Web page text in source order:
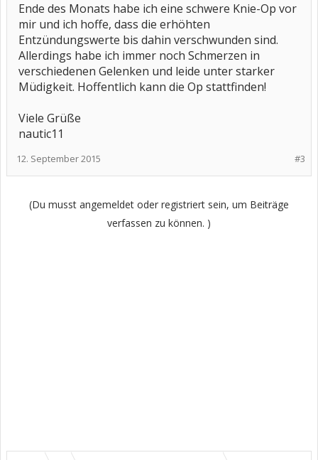
Ende des Monats habe ich eine schwere Knie-Op vor
mir und ich hoffe, dass die erhöhten
Entzündungswerte bis dahin verschwunden sind.
Allerdings habe ich immer noch Schmerzen in
verschiedenen Gelenken und leide unter starker
Müdigkeit. Hoffentlich kann die Op stattfinden!
Viele Grüße
nautic11
#3
12. September 2015
(Du musst angemeldet oder registriert sein, um Beiträge
verfassen zu können. )